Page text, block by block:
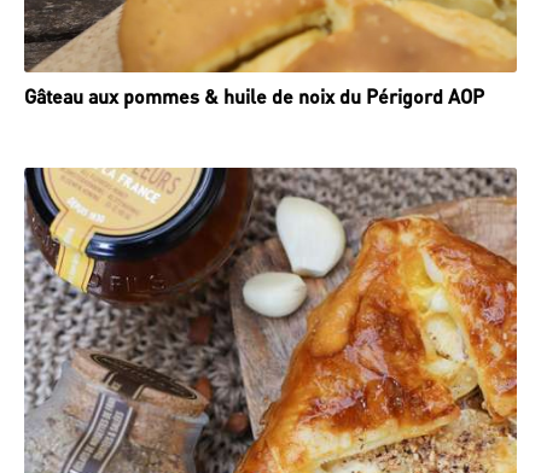
Gâteau aux pommes & huile de noix du Périgord AOP